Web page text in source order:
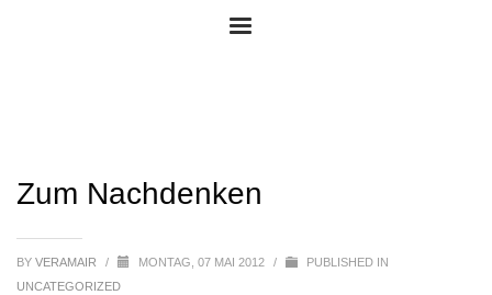
Zum Nachdenken
BY VERAMAIR / MONTAG, 07 MAI 2012 /
PUBLISHED IN
UNCATEGORIZED